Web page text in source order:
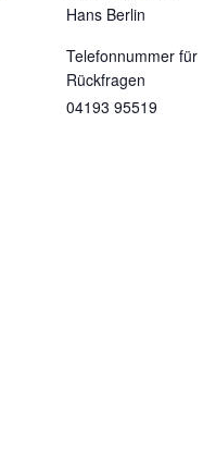
Hans Berlin
Telefonnummer für
Rückfragen
04193 95519